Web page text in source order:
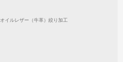
オイルレザー（牛革）絞り加工